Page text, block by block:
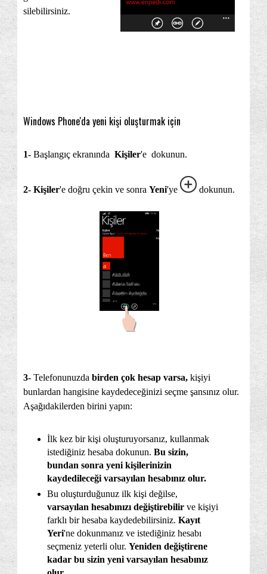
silebilirsiniz.
Windows Phone'da yeni kişi oluşturmak için
1- Başlangıç ekranında Kişiler'e dokunun.
2- Kişiler'e doğru çekin ve sonra Yeni'ye dokunun.
3- Telefonunuzda birden çok hesap varsa, kişiyi
bunlardan hangisine kaydedeceğinizi seçme şansınız olur.
Aşağıdakilerden birini yapın:
İlk kez bir kişi oluşturuyorsanız, kullanmak
istediğiniz hesaba dokunun. Bu sizin,
bundan sonra yeni kişilerinizin
kaydedileceği varsayılan hesabınız olur.
Bu oluşturduğunuz ilk kişi değilse,
varsayılan hesabınızı değiştirebilir ve kişiyi
farklı bir hesaba kaydedebilirsiniz. Kayıt
Yeri'ne dokunmanız ve istediğiniz hesabı
seçmeniz yeterli olur. Yeniden değiştirene
kadar bu sizin yeni varsayılan hesabınız